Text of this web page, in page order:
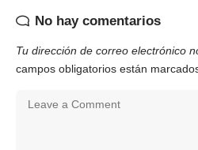
No hay comentarios
Tu dirección de correo electrónico
campos obligatorios están